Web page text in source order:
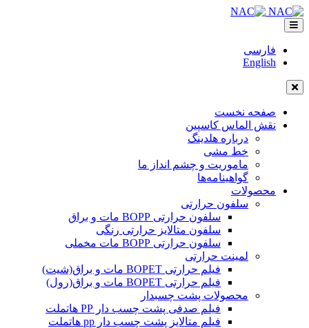
فارسی
English
صفحه نخست
نقش الماس کاسپین
درباره هلدینگ
خط مشی
ماموریت و چشم انداز ما
گواهینامه‌ها
محصولات
سلفون حرارتی
سلفون حرارتی BOPP مات و براق
سلفون متالایز حرارتی رنگی
سلفون حرارتی BOPP مات مخملی
لمینت حرارتی
فیلم حرارتی BOPET مات و براق(شیت)
فیلم حرارتی BOPET مات و براق(رول)
محصولات پشت چسبدار
فیلم صدفی پشت چسب دار PP هاتملت
فیلم متالایز پشت چسب دار pp هاتملت